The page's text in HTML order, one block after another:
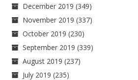
December 2019 (349)
November 2019 (337)
October 2019 (230)
September 2019 (339)
August 2019 (237)
July 2019 (235)